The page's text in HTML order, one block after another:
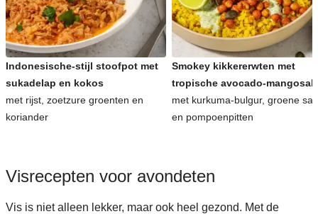
Indonesische-stijl stoofpot met
sukadelap en kokos
met rijst, zoetzure groenten en
koriander
Smokey kikkererwten met
tropische avocado-
met kurkuma-bulgur, groene
en pompoenpitten
Visrecepten voor avondeten
Vis is niet alleen lekker, maar ook heel gezond. Met de